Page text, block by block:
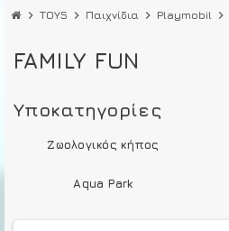
chevron_right TOYS chevron_right Παιχνίδια chevron_right Playmobil chevron_right
FAMILY FUN
Υποκατηγορίες
Ζωολογικός κήπος
Aqua Park